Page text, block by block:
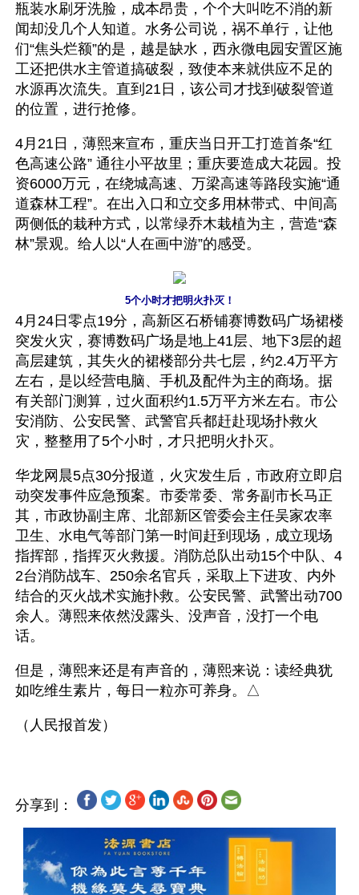
瓶装水刷牙洗脸，成本昂贵，个个大叫吃不消的新
闻却没几个人知道。水务公司说，祸不单行，让他
们“焦头烂额”的是，越是缺水，西永微电园安置区施
工还把供水主管道搞破裂，致使本来就供应不足的
水源再次流失。直到21日，该公司才找到破裂管道
的位置，进行抢修。
4月21日，薄熙来宣布，重庆当日开工打造首条“红
色高速公路” 通往小平故里；重庆要造成大花园。投
资6000万元，在绕城高速、万梁高速等路段实施“通
道森林工程”。在出入口和立交多用林带式、中间高
两侧低的栽种方式，以常绿乔木栽植为主，营造“森
林”景观。给人以“人在画中游”的感受。
5个小时才把明火扑灭！
4月24日零点19分，高新区石桥铺赛博数码广场裙楼
突发火灾，赛博数码广场是地上41层、地下3层的超
高层建筑，其失火的裙楼部分共七层，约2.4万平方
左右，是以经营电脑、手机及配件为主的商场。据
有关部门测算，过火面积约1.5万平方米左右。市公
安消防、公安民警、武警官兵都赶赴现场扑救火
灾，整整用了5个小时，才只把明火扑灭。
华龙网晨5点30分报道，火灾发生后，市政府立即启
动突发事件应急预案。市委常委、常务副市长马正
其，市政协副主席、北部新区管委会主任吴家农率
卫生、水电气等部门第一时间赶到现场，成立现场
指挥部，指挥灭火救援。消防总队出动15个中队、4
2台消防战车、250余名官兵，采取上下进攻、内外
结合的灭火战术实施扑救。公安民警、武警出动700
余人。薄熙来依然没露头、没声音，没打一个电
话。
但是，薄熙来还是有声音的，薄熙来说：读经典犹
如吃维生素片，每日一粒亦可养身。△
分享到：